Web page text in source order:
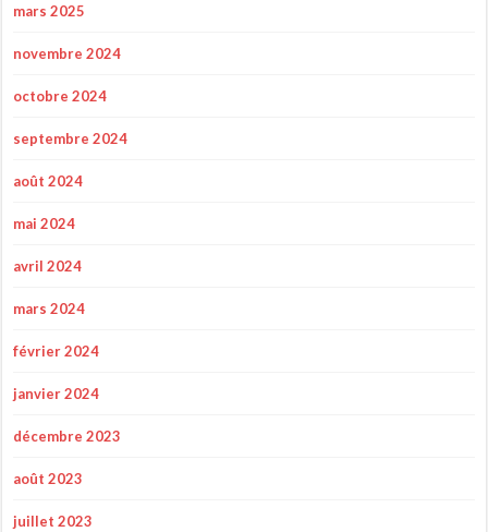
mars 2025
novembre 2024
octobre 2024
septembre 2024
août 2024
mai 2024
avril 2024
mars 2024
février 2024
janvier 2024
décembre 2023
août 2023
juillet 2023